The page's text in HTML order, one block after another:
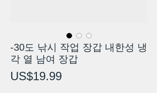
-30도 낚시 작업 장갑 내한성 냉
각 열 남여 장갑
US$19.99가